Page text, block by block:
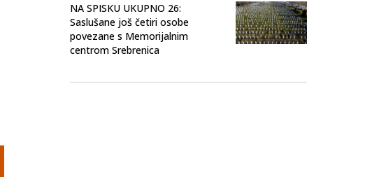
NA SPISKU UKUPNO 26:
Saslušane još četiri osobe
povezane s Memorijalnim
centrom Srebrenica